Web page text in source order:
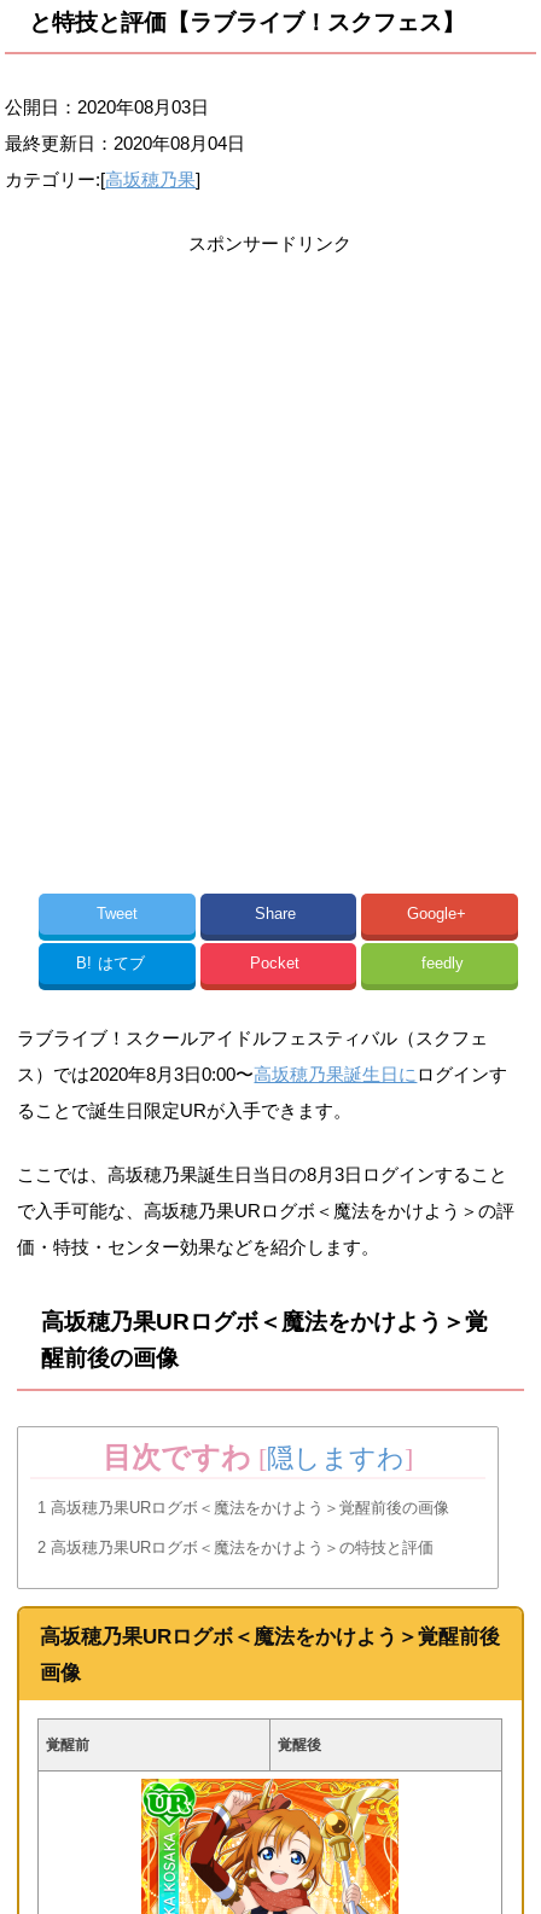
と特技と評価【ラブライブ！スクフェス】
公開日：2020年08月03日
最終更新日： 2020年08月04日
カテゴリー:[高坂穂乃果]
スポンサードリンク
Tweet Share Google+
B! はてブ Pocket feedly
ラブライブ！スクールアイドルフェスティバル（スクフェ
ス）では2020年8月3日0:00〜高坂穂乃果誕生日に ログインす
ることで誕生日限定URが入手できます。
ここでは、高坂穂乃果誕生日当日の8月3日ログインすること
で入手可能な、高坂穂乃果URログボ＜魔法をかけよう＞の評
価・特技・センター効果などを紹介します。
高坂穂乃果URログボ＜魔法をかけよう＞覚
醒前後の画像
目次ですわ [隠しますわ]
1 高坂穂乃果URログボ＜魔法をかけよう＞覚醒前後の画像
2 高坂穂乃果URログボ＜魔法をかけよう＞の特技と評価
高坂穂乃果URログボ＜魔法をかけよう＞覚醒前後
画像
覚醒前 覚醒後